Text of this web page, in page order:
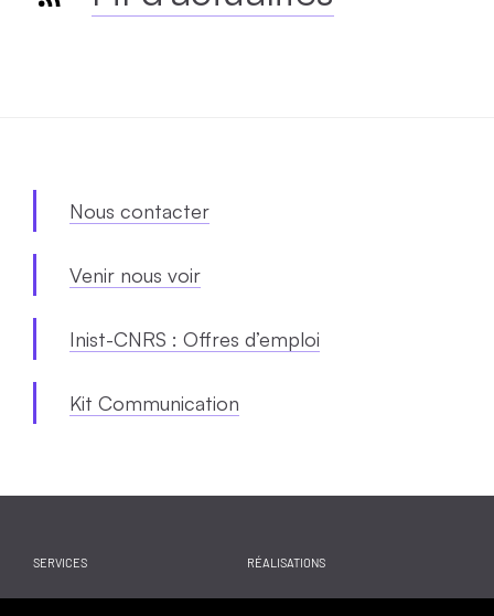
Nous contacter
Venir nous voir
Inist-CNRS : Offres d’emploi
Kit Communication
SERVICES RÉALISATIONS